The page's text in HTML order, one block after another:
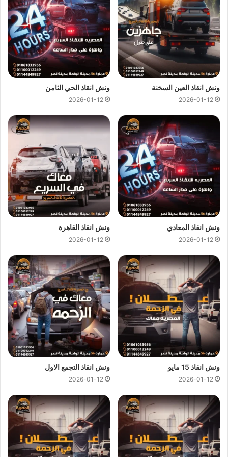
كل هذا باقل سعر كما نقدم عروض وخصومات تصل الي خصم 50%
علي جميع خدمات
انقاذ السيارات
ونش انقاذ المصرية لدينا دائماونش انقاذ في صلاح سالملسحب و
انقاذ سيارتك ونقلك الي اقرب مركز صيانة او توكيل سيارات ، اتصل
بنا الان ولا تترددونش انقاذالمصرية هوارخص ونش انقاذ في صلاح
سالماتصل بنا عليرقم ونش انقاذ صلاح سالم 01144849927
01017439322
01094833093 ليصلكونش انقاذ سيارات
سريع و مجهز بأحدث المعدات واحدث وسائل الامان والراحة.
ونش انقاذ سيارات بصلاح سالم
من اهم اسباب نجاحونش المصرية لانقاذ السياراتهى خبرتنا
الكبيرة فيانقاذ السياراتونقل السياراتفنحن نمتلك اسطول
كبير من اوناش انقاذ السيارات لكي نستطيع تقديم خدمات انقاذ
السيارات بجودة عالية و اقل سعر لكي نصبحافضل ونش انقاذ في
صلاح سالم
وارخص ونش انقاذ في صلاح سالم و جميع المحافظات.
في صلاح سالمدائما و اوناشنا قريبة منك و نقدم خدماتنا باعلي
جودة و اقل سعر و كما نوفر حدث التقنيات دائما لمتابعة جميع
سياراتنا عند طريق GPS لنجعلك دائما في امان تام علي الطريق.
ونش انقاذ صلاح سالممن ونش المصرية لانقاذ السياراتلقد وفرنا
عليك عناء البحث عنونش انقاذ في صلاح سالمحيث اننا نوفر لك
خدمات انقاذ السيارات في صلاح سالممن خلالاوناش انقاذ سيارات
حديثة و مجهزة و مراقبة بـ GPS
لتساعدك فينقل سيارات
الي
اقرب توكيل او اي وجهة اخري تريد نقل السيارة اليها.
ونش انقاذ العين السخنة
2026-01-12
ونش انقاذ الحي الثامن
2026-01-12
ونش انقاذ المعادي
2026-01-12
ونش انقاذ القاهرة
2026-01-12
ونش انقاذ 15 مايو
2026-01-12
ونش انقاذ التجمع الاول
2026-01-12